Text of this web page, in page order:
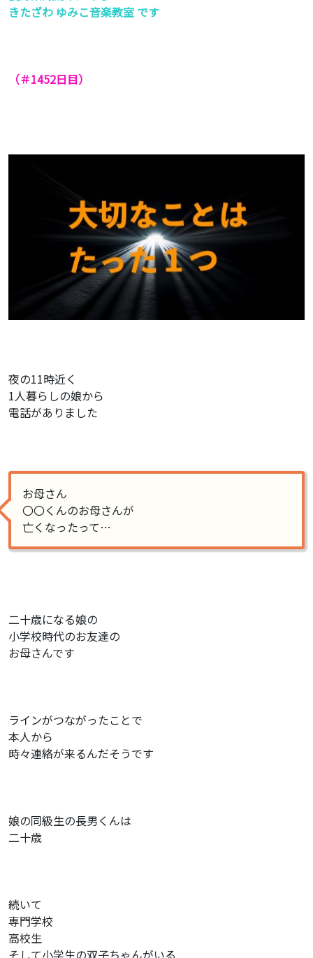
きたざわ ゆみこ音楽教室 です
（＃1452日目）
夜の11時近く
1人暮らしの娘から
電話がありました
お母さん
〇〇くんのお母さんが
亡くなったって…
二十歳になる娘の
小学校時代のお友達の
お母さんです
ラインがつながったことで
本人から
時々連絡が来るんだそうです
娘の同級生の長男くんは
二十歳
続いて
専門学校
高校生